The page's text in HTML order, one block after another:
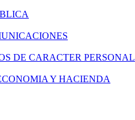
DE CARACTER PERSONAL
Y HACIENDA